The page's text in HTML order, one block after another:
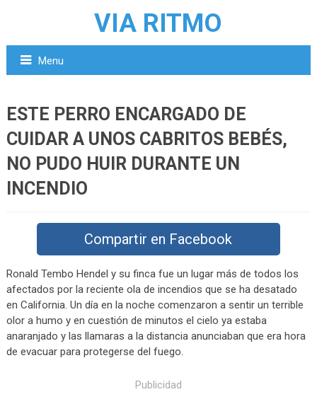
VIA RITMO
Menu
ESTE PERRO ENCARGADO DE
CUIDAR A UNOS CABRITOS BEBÉS,
NO PUDO HUIR DURANTE UN
INCENDIO
Compartir en Facebook
Ronald Tembo Hendel y su finca fue un lugar más de todos los
afectados por la reciente ola de incendios que se ha desatado
en California. Un día en la noche comenzaron a sentir un terrible
olor a humo y en cuestión de minutos el cielo ya estaba
anaranjado y las llamaras a la distancia anunciaban que era hora
de evacuar para protegerse del fuego.
Publicidad